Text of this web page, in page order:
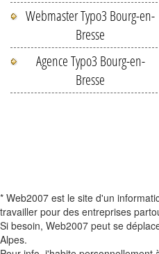
Webmaster Typo3 Bourg-en-
Bresse
Agence Typo3 Bourg-en-
Bresse
* Web2007 est le site d'un
travailler pour des entreprises
Si besoin, Web2007 peut se
Alpes.